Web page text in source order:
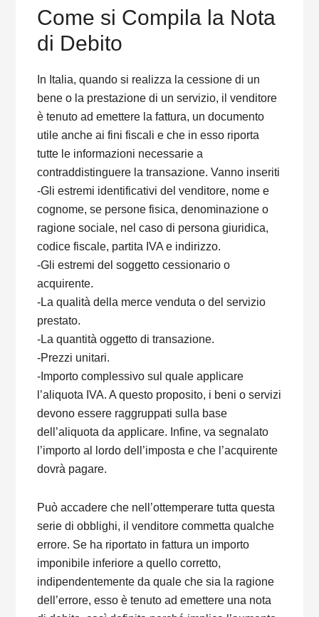
Come si Compila la Nota
di Debito
In Italia, quando si realizza la cessione di un
bene o la prestazione di un servizio, il venditore
è tenuto ad emettere la fattura, un documento
utile anche ai fini fiscali e che in esso riporta
tutte le informazioni necessarie a
contraddistinguere la transazione. Vanno inseriti
-Gli estremi identificativi del venditore, nome e
cognome, se persone fisica, denominazione o
ragione sociale, nel caso di persona giuridica,
codice fiscale, partita IVA e indirizzo.
-Gli estremi del soggetto cessionario o
acquirente.
-La qualità della merce venduta o del servizio
prestato.
-La quantità oggetto di transazione.
-Prezzi unitari.
-Importo complessivo sul quale applicare
l’aliquota IVA. A questo proposito, i beni o servizi
devono essere raggruppati sulla base
dell’aliquota da applicare. Infine, va segnalato
l’importo al lordo dell’imposta e che l’acquirente
dovrà pagare.
Può accadere che nell’ottemperare tutta questa
serie di obblighi, il venditore commetta qualche
errore. Se ha riportato in fattura un importo
imponibile inferiore a quello corretto,
indipendentemente da quale che sia la ragione
dell’errore, esso è tenuto ad emettere una nota